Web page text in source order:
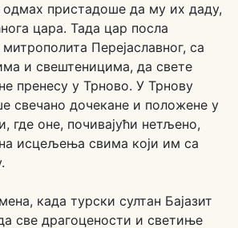
пристадоше да му их даду,
цара. Тада цар посла
Перејаславног, са
и свештеницима, да свете
пренесу у Трново. У Трнову
свечано дочекане и положене у
где оне, почивајући нетљено,
исцељења свима који им са
када турски султан Бајазит
све драгоцености и светиње